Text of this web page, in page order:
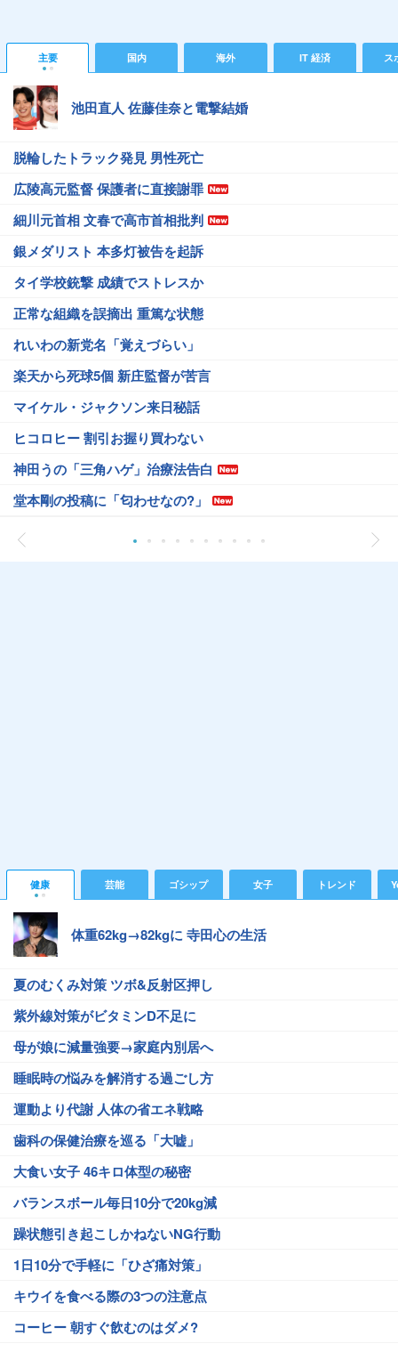
主要 国内 海外 IT 経済 ス
池田直人 佐藤佳奈と電撃結婚
脱輪したトラック発見 男性死亡
広陵高元監督 保護者に直接謝罪
細川元首相 文春で高市首相批判
銀メダリスト 本多灯被告を起訴
タイ学校銃撃 成績でストレスか
正常な組織を誤摘出 重篤な状態
れいわの新党名「覚えづらい」
楽天から死球5個 新庄監督が苦言
マイケル・ジャクソン来日秘話
ヒコロヒー 割引お握り買わない
神田うの「三角ハゲ」治療法告白
堂本剛の投稿に「匂わせなの?」
健康 芸能 ゴシップ 女子 トレンド
体重62kg→82kgに 寺田心の生活
夏のむくみ対策 ツボ&反射区押し
紫外線対策がビタミンD不足に
母が娘に減量強要→家庭内別居へ
睡眠時の悩みを解消する過ごし方
運動より代謝 人体の省エネ戦略
歯科の保健治療を巡る「大嘘」
大食い女子 46キロ体型の秘密
バランスボール毎日10分で20kg減
躁状態引き起こしかねないNG行動
1日10分で手軽に「ひざ痛対策」
キウイを食べる際の3つの注意点
コーヒー 朝すぐ飲むのはダメ?